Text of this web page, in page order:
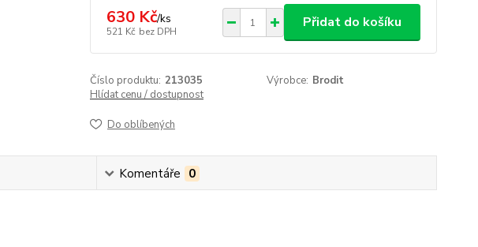
630 Kč/ks
521 Kč bez DPH
Přidat do košíku
Číslo produktu: 213035 Výrobce: Brodit
Hlídat cenu / dostupnost
Do oblíbených
Komentáře 0